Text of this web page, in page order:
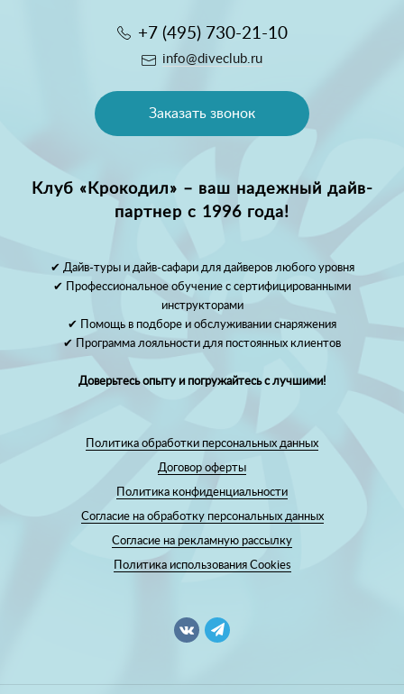
+7 (495) 730-21-10
info@diveclub.ru
Заказать звонок
Клуб «Крокодил» – ваш надежный дайв-
партнер с 1996 года!
✔ Дайв-туры и дайв-сафари для дайверов любого уровня
✔ Профессиональное обучение с сертифицированными
инструкторами
✔ Помощь в подборе и обслуживании снаряжения
✔ Программа лояльности для постоянных клиентов
Доверьтесь опыту и погружайтесь с лучшими!
Политика обработки персональных данных
Договор оферты
Политика конфиденциальности
Согласие на обработку персональных данных
Согласие на рекламную рассылку
Политика использования Cookies